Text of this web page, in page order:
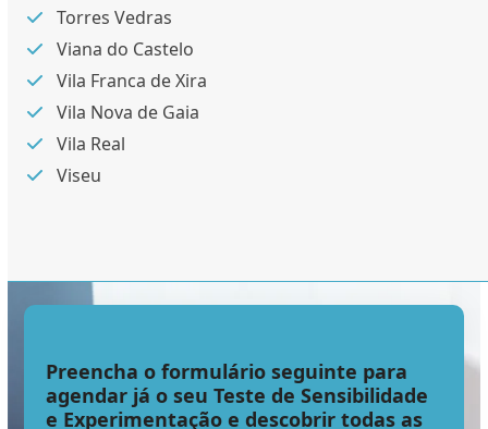
Torres Vedras
Viana do Castelo
Vila Franca de Xira
Vila Nova de Gaia
Vila Real
Viseu
Preencha o formulário seguinte para
agendar já o seu Teste de Sensibilidade
e Experimentação e descobrir todas as